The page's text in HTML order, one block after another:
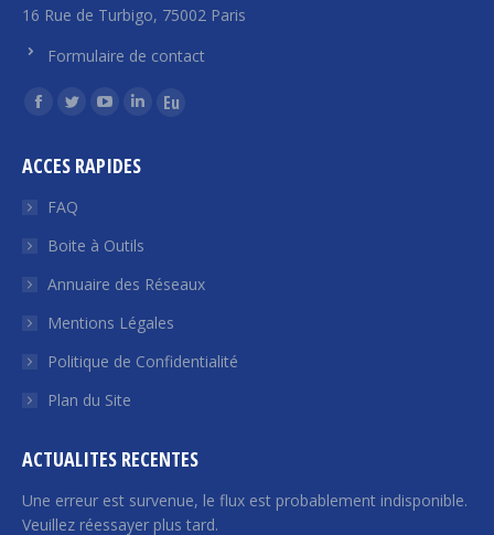
16 Rue de Turbigo, 75002 Paris
Formulaire de contact
Trouvez nous sur :
La
Facebook
s'ouvre
une
nouvelle
fenêtre
La
Twitter
s'ouvre
une
nouvelle
fenêtre
La
YouTube
une
nouvelle
fenêtre
La
LinkedIn
une
nouvelle
fenêtre
La
nouvelle
fenêtre
ACCES RAPIDES
FAQ
Boite à Outils
Annuaire des Réseaux
Mentions Légales
Politique de Confidentialité
Plan du Site
ACTUALITES RECENTES
Une erreur est survenue, le flux est probablement indisponible.
Veuillez réessayer plus tard.